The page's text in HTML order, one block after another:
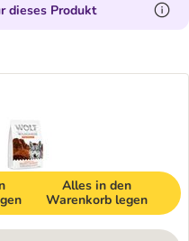
dieses Produkt
Alles in den
Warenkorb legen